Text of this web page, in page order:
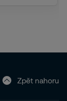
Zpět nahoru